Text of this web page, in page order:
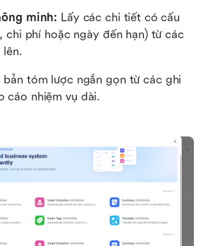
minh: Lấy các chi tiết có cấu
chi phí hoặc ngày đến hạn) từ các
bản tóm lược ngắn gọn từ các ghi
cáo nhiệm vụ dài.